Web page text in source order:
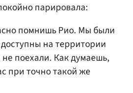
парировала:
помнишь Рио. Мы были
на территории
поехали. Как думаешь,
при точно такой же